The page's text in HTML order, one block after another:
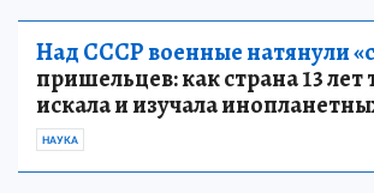
Над СССР военные натянули
пришельцев: как страна 13 лет
искала и изучала
НАУКА